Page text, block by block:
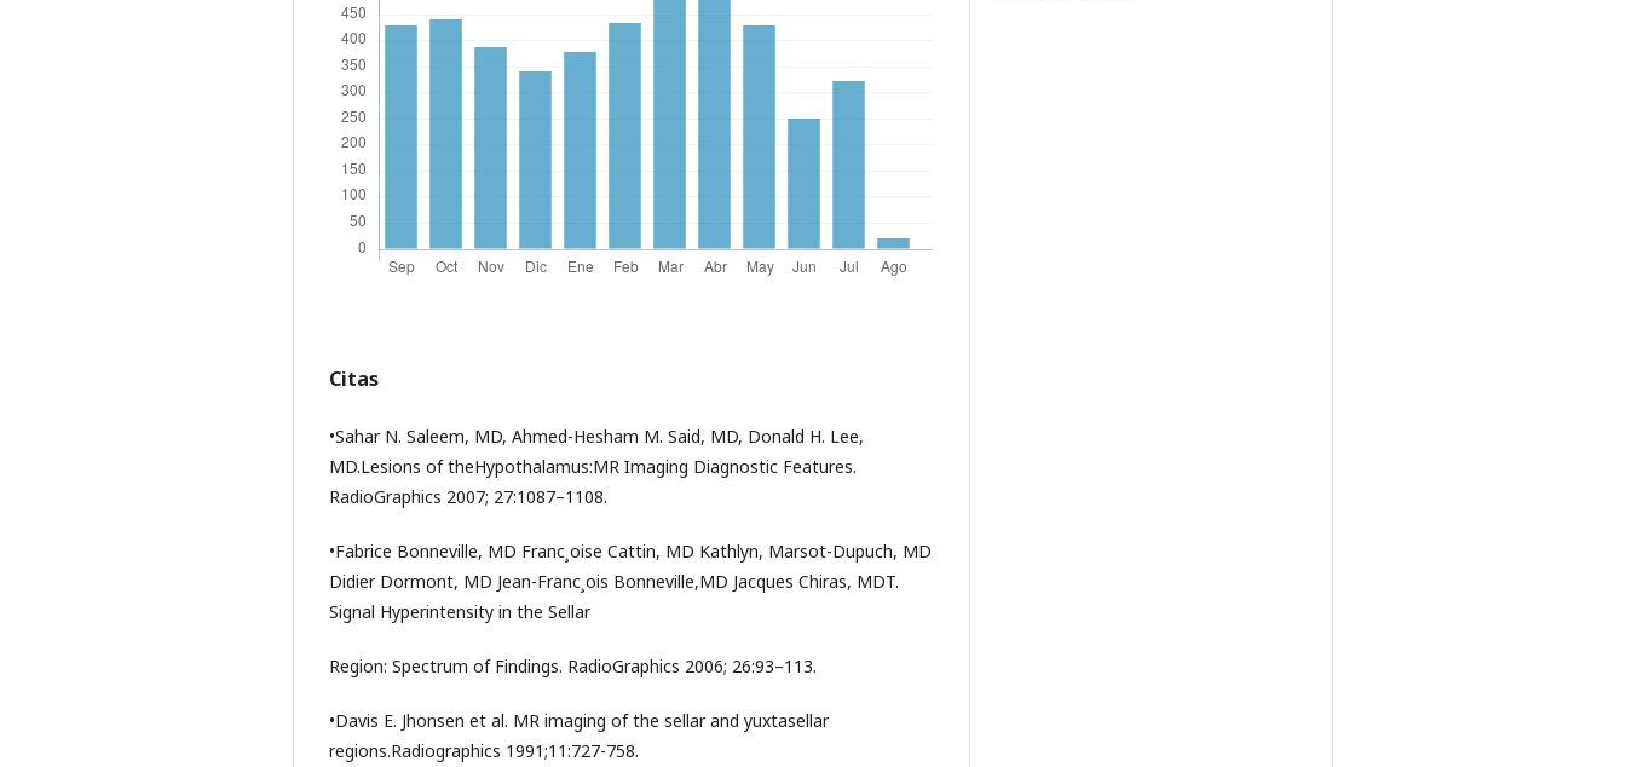
Citas
•Sahar N. Saleem, MD, Ahmed-Hesham M. Said, MD, Donald H. Lee,
MD.Lesions of theHypothalamus:MR Imaging Diagnostic Features.
RadioGraphics 2007; 27:1087–1108.
•Fabrice Bonneville, MD Franc¸oise Cattin, MD Kathlyn, Marsot-Dupuch, MD
Didier Dormont, MD Jean-Franc¸ois Bonneville,MD Jacques Chiras, MDT.
Signal Hyperintensity in the Sellar
Region: Spectrum of Findings. RadioGraphics 2006; 26:93–113.
•Davis E. Jhonsen et al. MR imaging of the sellar and yuxtasellar
regions.Radiographics 1991;11:727-758.